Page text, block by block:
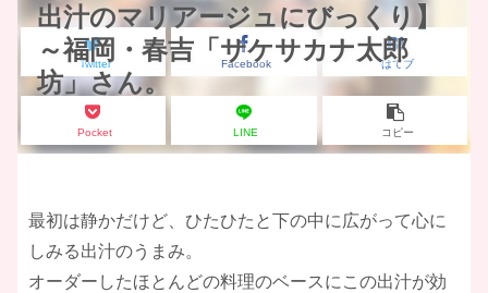
出汁のマリアージュにびっくり】
～福岡・春吉「サケサカナ太郎
坊」さん。
Twitter Facebook はてブ
Pocket LINE コピー
​最初は静かだけど、ひたひたと下の中に広がって心に
しみる出汁のうまみ。
オーダーしたほとんどの料理のベースにこの出汁が効